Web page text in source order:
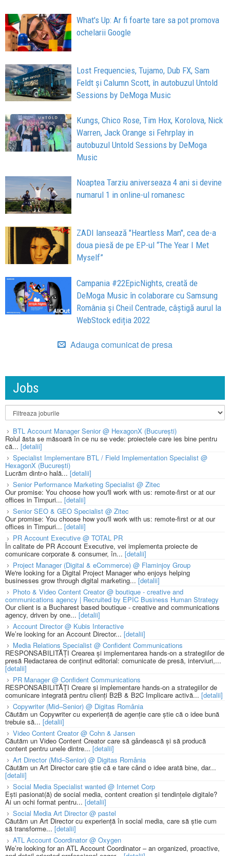
What's Up: Ar fi foarte tare sa pot promova
ochelarii Google
Lost Frequencies, Tujamo, Dub FX, Sam
Feldt și Calumn Scott, în autobuzul Untold
Sessions by DeMoga Music
Kungs, Chico Rose, Tim Hox, Korolova, Nick
Warren, Jack Orange si Fehrplay in
autobuzul Untold Sessions by DeMoga
Music
Noaptea Tarziu aniverseaza 4 ani si devine
numarul 1 in online-ul romanesc
ZADI lansează "Heartless Man", cea de-a
doua piesă de pe EP-ul “The Year I Met
Myself”
Campania #22EpicNights, creată de
DeMoga Music în colaborare cu Samsung
România și Cheil Centrade, câștigă aurul la
WebStock ediția 2022
Adauga comunicat de presa
Jobs
BTL Account Manager Senior @ HexagonX (București)
Rolul ăsta se măsoară în ce nu se vede: proiectele care ies bine pentru
că... [detalii]
Specialist Implementare BTL / Field Implementation Specialist @
HexagonX (București)
Lucrăm dintr-o hală... [detalii]
Senior Performance Marketing Specialist @ Zitec
Our promise: You choose how you'll work with us: remote-first or at our
offices in Timpuri... [detalii]
Senior SEO & GEO Specialist @ Zitec
Our promise: You choose how you'll work with us: remote-first or at our
offices in Timpuri... [detalii]
PR Account Executive @ TOTAL PR
În calitate de PR Account Executive, vei implementa proiecte de
comunicare corporate & consumer, în... [detalii]
Project Manager (Digital & eCommerce) @ Flaminjoy Group
We're looking for a Digital Project Manager who enjoys helping
businesses grow through digital marketing... [detalii]
Photo & Video Content Creator @ boutique - creative and
communications agency | Recruited by EPIC Business Human Strategy
Our client is a Bucharest based boutique - creative and communications
agency, driven by one... [detalii]
Account Director @ Kubis Interactive
We’re looking for an Account Director... [detalii]
Media Relations Specialist @ Confident Communications
RESPONSABILITĂȚI Crearea și implementarea hands-on a strategiilor de
presă Redactarea de conținut editorial: comunicate de presă, interviuri,...
[detalii]
PR Manager @ Confident Communications
RESPONSABILITĂȚI Creare și implementare hands-on a strategiilor de
comunicare integrată pentru clienți B2B & B2C Implicare activă... [detalii]
Copywriter (Mid–Senior) @ Digitas România
Căutăm un Copywriter cu experiență de agenție care știe că o idee bună
trebuie să... [detalii]
Video Content Creator @ Cohn & Jansen
Căutăm un Video Content Creator care să gândească și să producă
content pentru unele dintre... [detalii]
Art Director (Mid–Senior) @ Digitas România
Căutăm un Art Director care știe că e tare când o idee arată bine, dar...
[detalii]
Social Media Specialist wanted @ Internet Corp
Ești pasionat(ă) de social media, content creation și tendințele digitale?
Ai un ochi format pentru... [detalii]
Social Media Art Director @ pastel
Căutăm un Art Director cu experiență în social media, care să știe cum
să transforme... [detalii]
ATL Account Coordinator @ Oxygen
We’re looking for an ATL Account Coordinator – an organized, proactive,